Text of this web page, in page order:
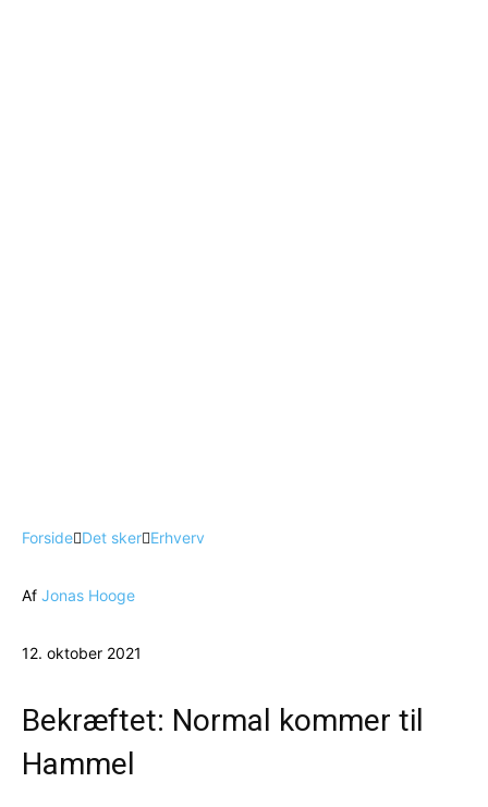
Forside Det sker Erhverv
Af Jonas Hooge
12. oktober 2021
Bekræftet: Normal kommer til
Hammel